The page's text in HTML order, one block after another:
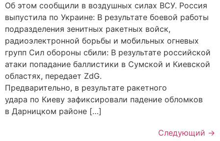
Об этом сообщили в воздушных силах ВСУ. Россия
выпустила по Украине: В результате боевой работы
подразделения зенитных ракетных войск,
радиоэлектронной борьбы и мобильных огневых
групп Сил обороны сбили: В результате российской
атаки попадание баллистики в Сумской и Киевской
областях, передает ZdG.
Предварительно, в результате ракетного
удара по Киеву зафиксировали падение обломков
в Дарницком районе […]
Следующий →